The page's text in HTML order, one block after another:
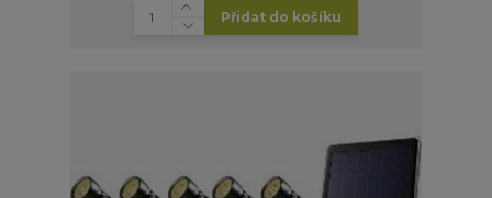
Přidat do košíku